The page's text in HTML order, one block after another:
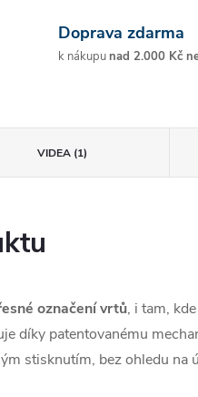
Doprava zdarma
k nákupunad 2.000 Kč
VIDEA (1)
označení vrtů, i tam,
díky patentovanému
stisknutím, bez ohledu na